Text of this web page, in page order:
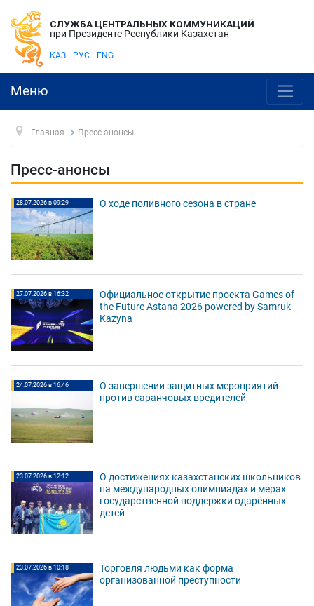
СЛУЖБА ЦЕНТРАЛЬНЫХ КОММУНИКАЦИЙ
при Президенте Республики Казахстан
ҚАЗ РУС ENG
Меню
Главная Пресс-анонсы
Пресс-анонсы
28.07.2026 в 09:29 О ходе поливного сезона в стране
27.07.2026 в 16:32
Официальное открытие проекта Games of
the Future Astana 2026 powered by Samruk-
Kazyna
24.07.2026 в 16:46
О завершении защитных мероприятий
против саранчовых вредителей
23.07.2026 в 12:12
О достижениях казахстанских школьников
на международных олимпиадах и мерах
государственной поддержки одарённых
детей
23.07.2026 в 10:18
Торговля людьми как форма
организованной преступности